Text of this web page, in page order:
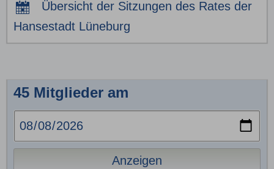
Übersicht der Sitzungen des Rates der
Hansestadt Lüneburg
45 Mitglieder am
Anzeigen